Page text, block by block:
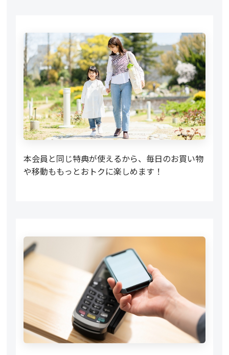
本会員と同じ特典が使えるから、毎日のお買い物
や移動ももっとおトクに楽しめます！